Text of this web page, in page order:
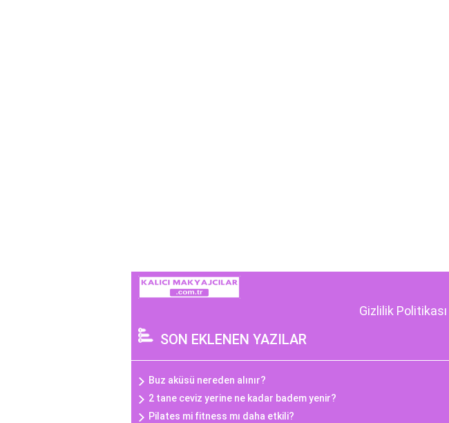
Gizlilik Politikası
SON EKLENEN YAZILAR
Buz aküsü nereden alınır?
2 tane ceviz yerine ne kadar badem yenir?
Pilates mi fitness mı daha etkili?